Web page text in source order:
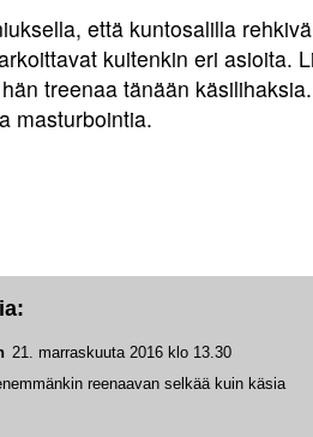
että kuntosalilla
kuitenkin eri asioita.
treenaa tänään
masturbointia.
21. marraskuuta 2016 klo 13.30
reenaavan selkää kuin käsia